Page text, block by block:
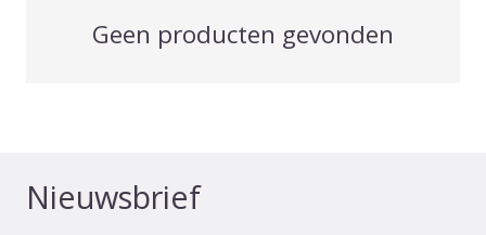
Geen producten gevonden
Nieuwsbrief